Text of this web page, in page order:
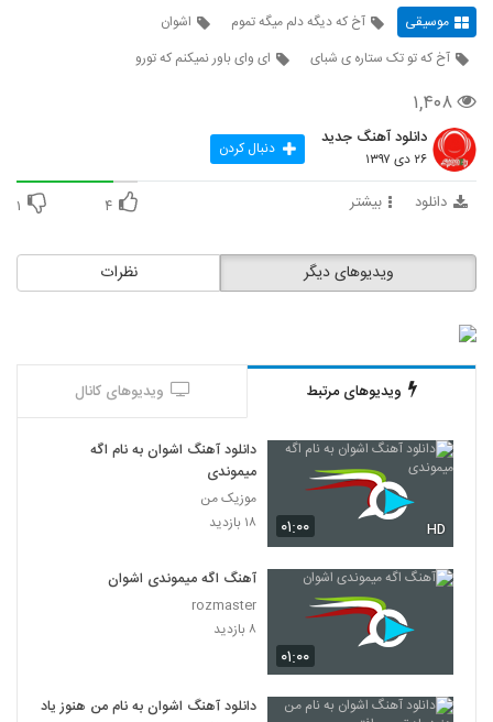
موسیقی آخ که دیگه دلم میگه تموم
اشوان
آخ که تو تک ستاره ی شبای
ای وای باور نمیکنم که تورو
۱,۴۰۸
دانلود آهنگ جدید
۲۶ دی ۱۳۹۷ دنبال کردن
دانلود بیشتر ۴ ۱
نظرات ویدیوهای دیگر
ویدیوهای مرتبط ویدیوهای کانال
۰۱:۰۰ HD
دانلود آهنگ اشوان به نام اگه
میموندی
موزیک من
۱۸ بازدید
۰۱:۰۰
آهنگ اگه میموندی اشوان
rozmaster
۸ بازدید
دانلود آهنگ اشوان به نام من هنوز یاد